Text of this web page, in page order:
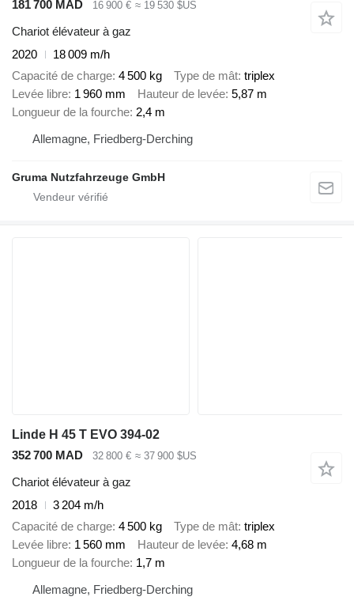
181 700 MAD
16 900 € ≈ 19 530 $US
Chariot élévateur à gaz
2020
18 009 m/h
Capacité de charge 4 500 kg Type de mât triplex
Levée libre 1 960 mm Hauteur de levée 5,87 m
Longueur de la fourche 2,4 m
Allemagne, Friedberg-Derching
Gruma Nutzfahrzeuge GmbH
Linde H 45 T EVO 394-02
352 700 MAD
32 800 € ≈ 37 900 $US
Chariot élévateur à gaz
2018
3 204 m/h
Capacité de charge 4 500 kg Type de mât triplex
Levée libre 1 560 mm Hauteur de levée 4,68 m
Longueur de la fourche 1,7 m
Allemagne, Friedberg-Derching